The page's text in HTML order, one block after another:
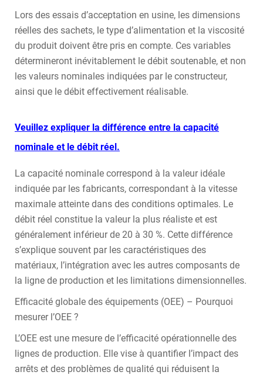
Lors des essais d’acceptation en usine, les dimensions
réelles des sachets, le type d’alimentation et la viscosité
du produit doivent être pris en compte. Ces variables
détermineront inévitablement le débit soutenable, et non
les valeurs nominales indiquées par le constructeur,
ainsi que le débit effectivement réalisable.
Veuillez expliquer la différence entre la capacité
nominale et le débit réel.
La capacité nominale correspond à la valeur idéale
indiquée par les fabricants, correspondant à la vitesse
maximale atteinte dans des conditions optimales. Le
débit réel constitue la valeur la plus réaliste et est
généralement inférieur de 20 à 30 %. Cette différence
s’explique souvent par les caractéristiques des
matériaux, l’intégration avec les autres composants de
la ligne de production et les limitations dimensionnelles.
Efficacité globale des équipements (OEE) – Pourquoi
mesurer l’OEE ?
L’OEE est une mesure de l’efficacité opérationnelle des
lignes de production. Elle vise à quantifier l’impact des
arrêts et des problèmes de qualité qui réduisent la